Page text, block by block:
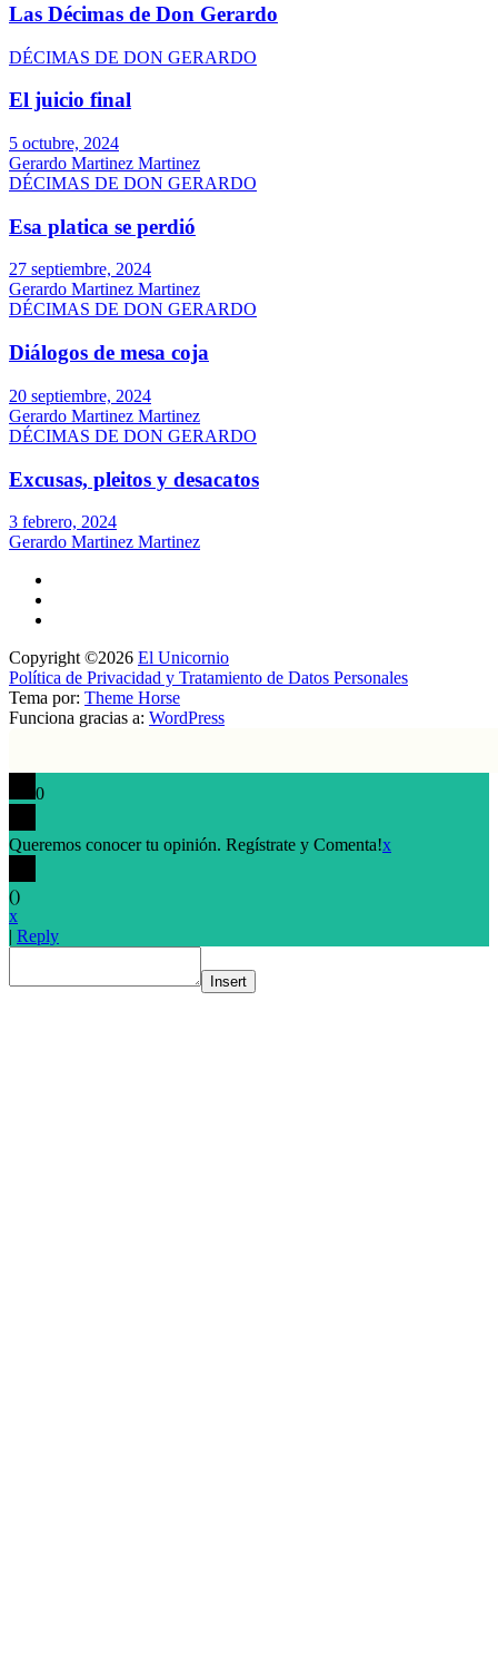
Las Décimas de Don Gerardo
DÉCIMAS DE DON GERARDO
El juicio final
5 octubre, 2024
Gerardo Martinez Martinez
DÉCIMAS DE DON GERARDO
Esa platica se perdió
27 septiembre, 2024
Gerardo Martinez Martinez
DÉCIMAS DE DON GERARDO
Diálogos de mesa coja
20 septiembre, 2024
Gerardo Martinez Martinez
DÉCIMAS DE DON GERARDO
Excusas, pleitos y desacatos
3 febrero, 2024
Gerardo Martinez Martinez
Copyright ©2026 El Unicornio
Política de Privacidad y Tratamiento de Datos Personales
Tema por: Theme Horse
Funciona gracias a: WordPress
0
Queremos conocer tu opinión. Regístrate y Comenta!x
()
x
| Reply
Insert